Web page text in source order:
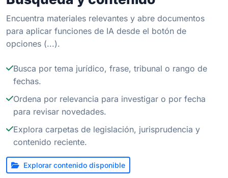
Encuentra materiales relevantes y abre documentos
para aplicar funciones de IA desde el botón de
opciones (...).
Busca por tema jurídico, frase, tribunal o rango de
fechas.
Ordena por relevancia para investigar o por fecha
para revisar novedades.
Explora carpetas de legislación, jurisprudencia y
contenido reciente.
Explorar contenido disponible